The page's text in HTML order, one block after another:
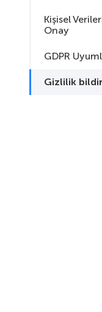
Kişisel
Onay
GDPR
Gizlilik